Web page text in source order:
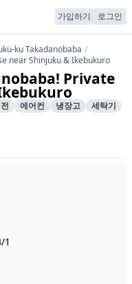
가입하기 로그인
ku Takadanobaba
near Shinjuku & Ikebukuro
Private
에어컨 냉장고
세탁기
1